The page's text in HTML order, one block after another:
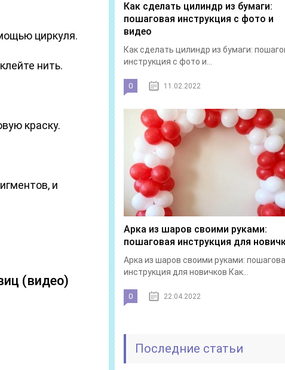
циркуля.
нить.
краску.
и
(видео)
Как сделать цилиндр из бумаги:
пошаговая инструкция с фото и
видео
Как сделать цилиндр из бумаги:
инструкция с фото и...
0 11.02.2022
Арка из шаров своими руками:
пошаговая инструкция для
Арка из шаров своими руками:
инструкция для новичков Как...
0 22.04.2022
Последние статьи